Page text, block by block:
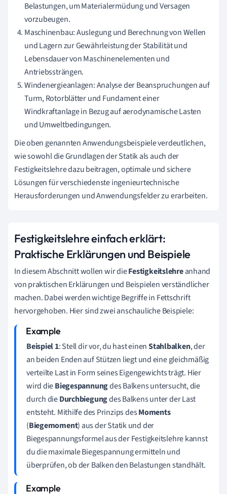
Belastungen, um Materialermüdung und Versagen
vorzubeugen.
Maschinenbau: Auslegung und Berechnung von Wellen
und Lagern zur Gewährleistung der Stabilität und
Lebensdauer von Maschinenelementen und
Antriebssträngen.
Windenergieanlagen: Analyse der Beanspruchungen auf
Turm, Rotorblätter und Fundament einer
Windkraftanlage in Bezug auf aerodynamische Lasten
und Umweltbedingungen.
Die oben genannten Anwendungsbeispiele verdeutlichen,
wie sowohl die Grundlagen der Statik als auch der
Festigkeitslehre dazu beitragen, optimale und sichere
Lösungen für verschiedenste ingenieurtechnische
Herausforderungen und Anwendungsfelder zu erarbeiten.
Festigkeitslehre einfach erklärt:
Praktische Erklärungen und Beispiele
In diesem Abschnitt wollen wir dieFestigkeitslehreanhand
von praktischen Erklärungen und Beispielen verständlicher
machen. Dabei werden wichtige Begriffe in Fettschrift
hervorgehoben. Hier sind zwei anschauliche Beispiele:
Beispiel 1: Stell dir vor, du hast einenStahlbalken, der
an beiden Enden auf Stützen liegt und eine gleichmäßig
verteilte Last in Form seines Eigengewichts trägt. Hier
wird dieBiegespannungdes Balkens untersucht, die
durch dieDurchbiegungdes Balkens unter der Last
entsteht. Mithilfe des Prinzips desMoments
(Biegemoment) aus der Statik und der
Biegespannungsformel aus der Festigkeitslehre kannst
du die maximale Biegespannung ermitteln und
überprüfen, ob der Balken den Belastungen standhält.